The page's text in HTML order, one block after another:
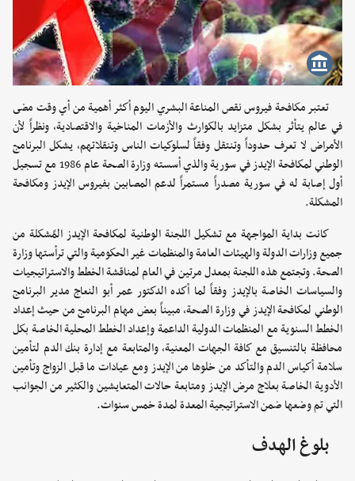
تعتبر مكافحة فيروس نقص المناعة البشري اليوم أكثر أهمية من أي وقت مضى
في عالم يتأثر بشكل متزايد بالكوارث والأزمات المناخية والاقتصادية، ونظراً لأن
الأمراض لا تعرف حدوداً وتنتقل وفقاً لسلوكيات الناس وتنقلاتهم، يشكل البرنامج
الوطني لمكافحة الإيدز في سورية والذي أسسته وزارة الصحة عام 1986 مع تسجيل
أول إصابة له في سورية مصدراً مستمراً لدعم المصابين بفيروس الإيدز ومكافحة
المشكلة.
كانت بداية المواجهة مع تشكيل اللجنة الوطنية لمكافحة الإيدز المًشكلة من
جميع وزارات الدولة والهيئات العامة والمنظمات غير الحكومية والتي ترأستها وزارة
الصحة. وتجتمع هذه اللجنة بمعدل مرتين في العام لمناقشة الخطط والاستراتيجيات
والسياسات الخاصة بالإيدز وفقاً لما أكده الدكتور عمر أبو النعاج مدير البرنامج
الوطني لمكافحة الإيدز في وزارة الصحة، مبيناً بعض مهام البرنامج من حيث إعداد
الخطط السنوية مع المنظمات الدولية الداعمة وإعداد الخطط المحلية الخاصة بكل
محافظة بالتنسيق مع كافة الجهات المعنية، والمتابعة مع إدارة بنك الدم لتأمين
سلامة أكياس الدم والتأكد من خلوها من الإيدز ومع عيادات ما قبل الزواج وتأمين
الأدوية الخاصة بعلاج مرض الإيدز ومتابعة حالات المتعايشين والكثير من الجوانب
التي تم وضعها ضمن الاستراتيجية المعدة لمدة خمس سنوات.
بلوغ الهدف